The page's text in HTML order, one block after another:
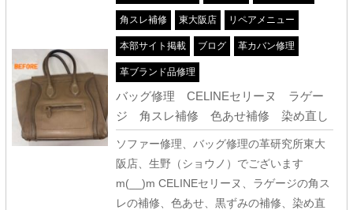
角スレ補修 東大阪店 リペアメニュー
本部サイト掲載 ブログ 革カバン修理
革ブランド品修理
バッグ修理 CELINEセリーヌ ラゲー
ジ 角スレ補修 色あせ補修 染め直し
ソファー修理、バッグ修理の革研究所東大
阪店、生野（ショウノ）でございます
m(__)m CELINEセリーヌ、ラゲージの角ス
レの補修、色あせ、黒ずみの補修、染め直